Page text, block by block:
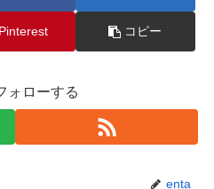
Pinterest コピー
ォローする
enta